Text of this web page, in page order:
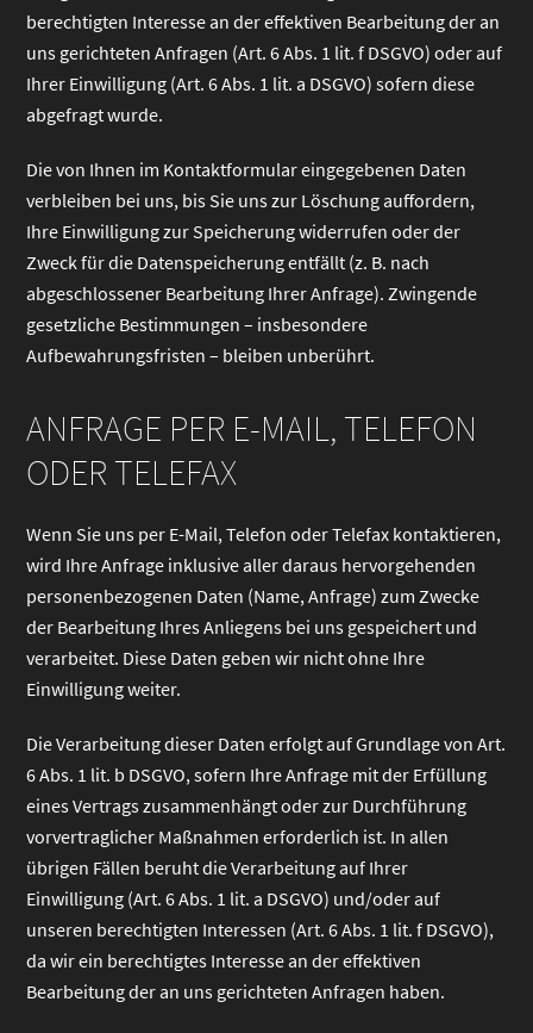
berechtigten Interesse an der effektiven Bearbeitung der an
uns gerichteten Anfragen (Art. 6 Abs. 1 lit. f DSGVO) oder auf
Ihrer Einwilligung (Art. 6 Abs. 1 lit. a DSGVO) sofern diese
abgefragt wurde.
Die von Ihnen im Kontaktformular eingegebenen Daten
verbleiben bei uns, bis Sie uns zur Löschung auffordern,
Ihre Einwilligung zur Speicherung widerrufen oder der
Zweck für die Datenspeicherung entfällt (z. B. nach
abgeschlossener Bearbeitung Ihrer Anfrage). Zwingende
gesetzliche Bestimmungen – insbesondere
Aufbewahrungsfristen – bleiben unberührt.
ANFRAGE PER E-MAIL, TELEFON
ODER TELEFAX
Wenn Sie uns per E-Mail, Telefon oder Telefax kontaktieren,
wird Ihre Anfrage inklusive aller daraus hervorgehenden
personenbezogenen Daten (Name, Anfrage) zum Zwecke
der Bearbeitung Ihres Anliegens bei uns gespeichert und
verarbeitet. Diese Daten geben wir nicht ohne Ihre
Einwilligung weiter.
Die Verarbeitung dieser Daten erfolgt auf Grundlage von Art.
6 Abs. 1 lit. b DSGVO, sofern Ihre Anfrage mit der Erfüllung
eines Vertrags zusammenhängt oder zur Durchführung
vorvertraglicher Maßnahmen erforderlich ist. In allen
übrigen Fällen beruht die Verarbeitung auf Ihrer
Einwilligung (Art. 6 Abs. 1 lit. a DSGVO) und/oder auf
unseren berechtigten Interessen (Art. 6 Abs. 1 lit. f DSGVO),
da wir ein berechtigtes Interesse an der effektiven
Bearbeitung der an uns gerichteten Anfragen haben.